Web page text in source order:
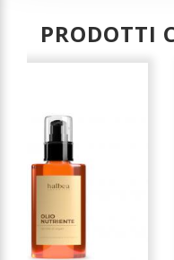
PRODOTTI